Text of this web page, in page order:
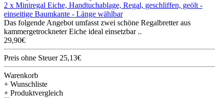
2 x Miniregal Eiche, Handtuchablage, Regal, geschliffen, geölt -
einseitige Baumkante - Länge wählbar
Das folgende Angebot umfasst zwei schöne Regalbretter aus
kammergetrockneter Eiche ideal einsetzbar ..
29,90€
Preis ohne Steuer 25,13€
Warenkorb
+ Wunschliste
+ Produktvergleich